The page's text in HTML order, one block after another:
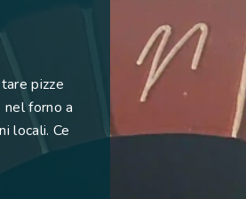
pizze
forno a
locali. Ce